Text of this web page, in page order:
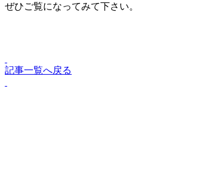
ぜひご覧になってみて下さい。
記事一覧へ戻る